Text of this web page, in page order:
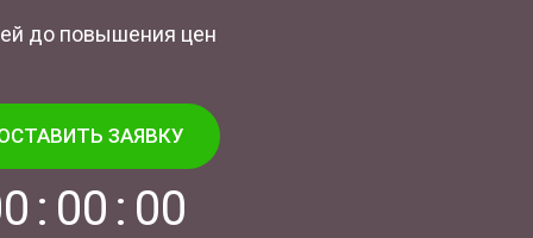
до повышения цен
ЗАЯВКУ
0 : 00 : 00